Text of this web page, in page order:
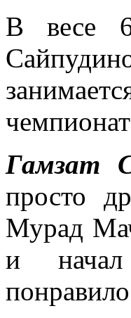
В весе
Гамзат
просто
Мурад
и начал